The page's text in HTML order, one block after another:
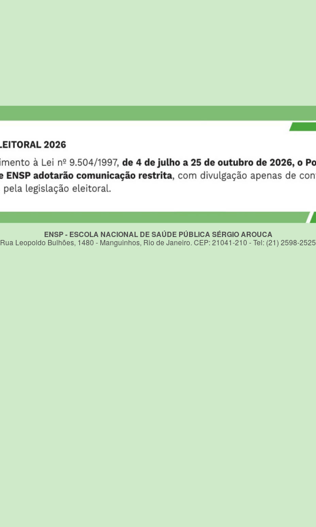
ENSP - ESCOLA NACIONAL DE SAÚDE PÚBLICA SÉRGIO AROUCA
Rua Leopoldo Bulhões, 1480 - Manguinhos, Rio de Janeiro. CEP: 21041-210 - Tel: (21) 2598-2525